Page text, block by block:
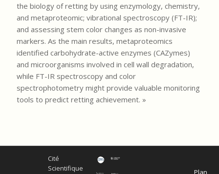
the biology of retting by using enzymology, chemistry,
and metaproteomic; vibrational spectroscopy (FT-IR);
and assessing stem color changes as non-invasive
markers. As the main results, metaproteomics
identified carbohydrate-active enzymes (CAZymes)
and microorganisms involved in cell wall degradation,
while FT-IR spectroscopy and color
spectrophotometry might provide valuable monitoring
tools to predict retting achievement. »
Cité
Scientifique
Plan